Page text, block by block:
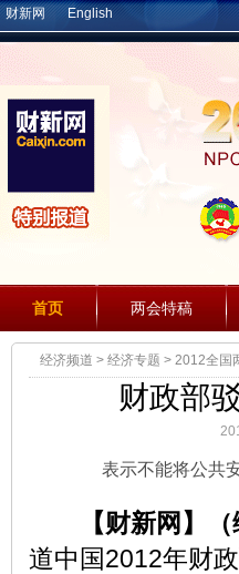
财新网 English
首页 两会特稿
经济频道 > 经济专题 > 2012全国
财政部
表示不能将公共安
【财新网】
道中国2012年财